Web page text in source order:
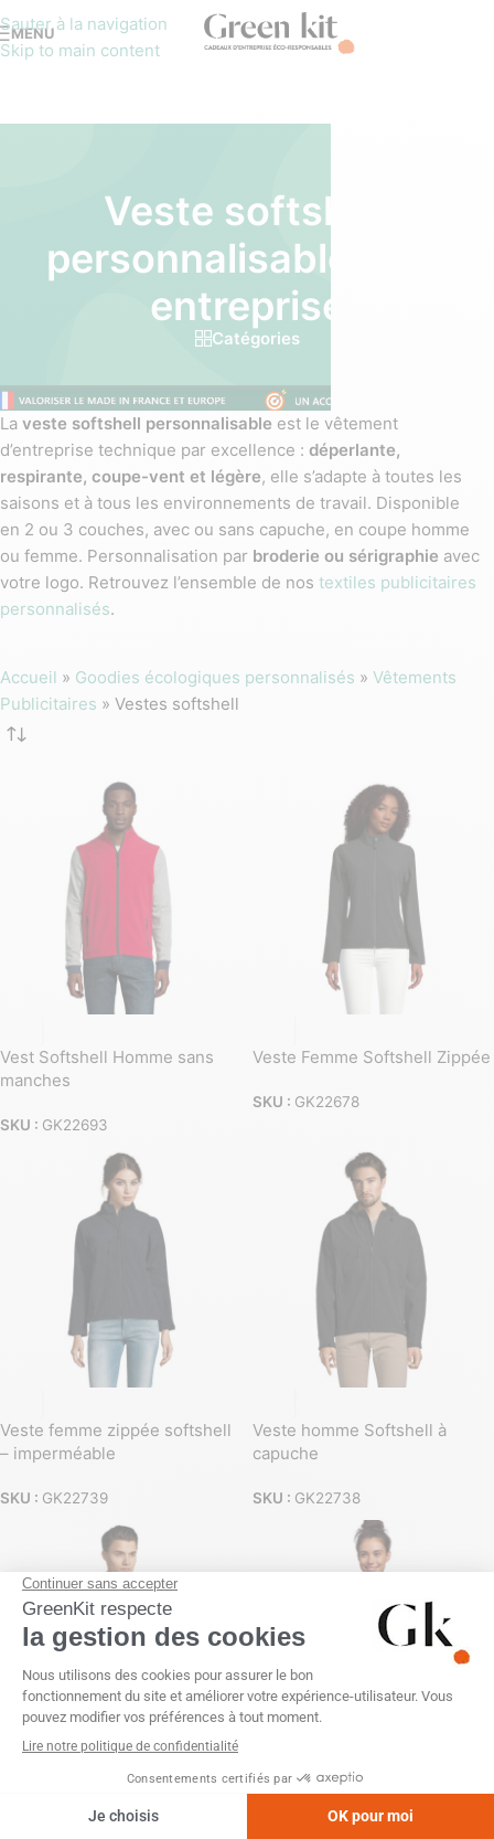
Sauter à la navigation
Skip to main content
MENU
Veste softshell
personnalisable pour
entreprise
Catégories
La veste softshell personnalisable est le vêtement
d’entreprise technique par excellence : déperlante,
respirante, coupe-vent et légère, elle s’adapte à toutes les
saisons et à tous les environnements de travail. Disponible
en 2 ou 3 couches, avec ou sans capuche, en coupe homme
ou femme. Personnalisation par broderie ou sérigraphie avec
votre logo. Retrouvez l’ensemble de nos textiles publicitaires
personnalisés.
Accueil » Goodies écologiques personnalisés » Vêtements
Publicitaires » Vestes softshell
Vest Softshell Homme sans
manches
SKU : GK22693
Veste Femme Softshell Zippée
SKU : GK22678
Veste femme zippée softshell
– imperméable
SKU : GK22739
Veste homme Softshell à
capuche
SKU : GK22738
– imperméable
capuche – intérieur polaire